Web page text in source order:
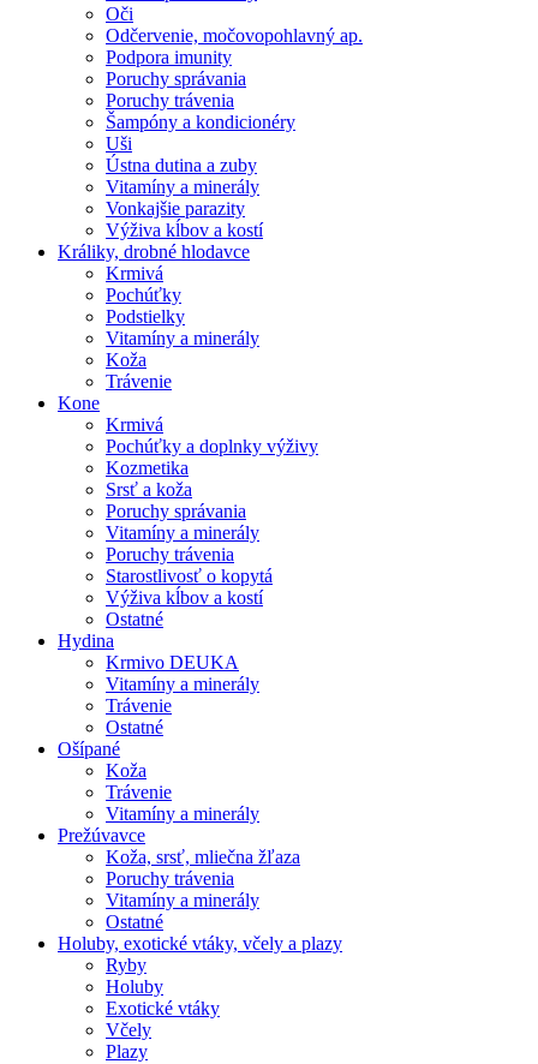
Oči
Odčervenie, močovopohlavný ap.
Podpora imunity
Poruchy správania
Poruchy trávenia
Šampóny a kondicionéry
Uši
Ústna dutina a zuby
Vitamíny a minerály
Vonkajšie parazity
Výživa kĺbov a kostí
Králiky, drobné hlodavce
Krmivá
Pochúťky
Podstielky
Vitamíny a minerály
Koža
Trávenie
Kone
Krmivá
Pochúťky a doplnky výživy
Kozmetika
Srsť a koža
Poruchy správania
Vitamíny a minerály
Poruchy trávenia
Starostlivosť o kopytá
Výživa kĺbov a kostí
Ostatné
Hydina
Krmivo DEUKA
Vitamíny a minerály
Trávenie
Ostatné
Ošípané
Koža
Trávenie
Vitamíny a minerály
Prežúvavce
Koža, srsť, mliečna žľaza
Poruchy trávenia
Vitamíny a minerály
Ostatné
Holuby, exotické vtáky, včely a plazy
Ryby
Holuby
Exotické vtáky
Včely
Plazy